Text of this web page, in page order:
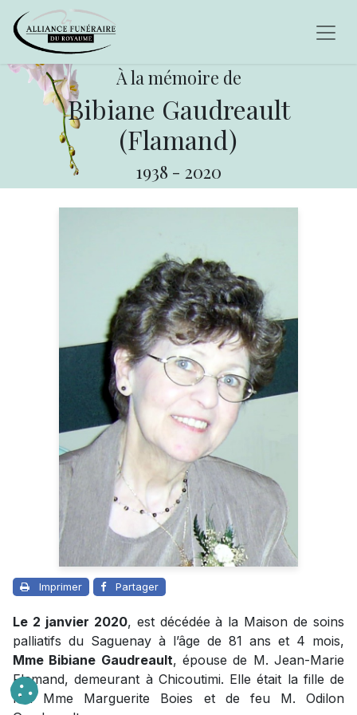
À la mémoire de
Bibiane Gaudreault
(Flamand)
1938 - 2020
Imprimer Partager
Le 2 janvier 2020, est décédée à la Maison de soins
palliatifs du Saguenay à l’âge de 81 ans et 4 mois,
Mme Bibiane Gaudreault, épouse de M. Jean-Marie
Flamand, demeurant à Chicoutimi. Elle était la fille de
feu Mme Marguerite Boies et de feu M. Odilon